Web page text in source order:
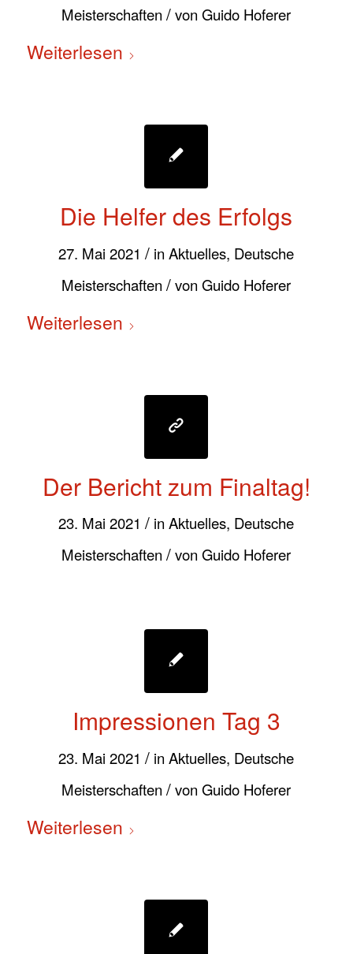
Meisterschaften / vonGuido Hoferer
Weiterlesen
Die Helfer des Erfolgs
27. Mai 2021 / inAktuelles, Deutsche
Meisterschaften / vonGuido Hoferer
Weiterlesen
Der Bericht zum Finaltag!
23. Mai 2021 / inAktuelles, Deutsche
Meisterschaften / vonGuido Hoferer
Impressionen Tag 3
23. Mai 2021 / inAktuelles, Deutsche
Meisterschaften / vonGuido Hoferer
Weiterlesen